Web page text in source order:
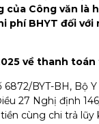
của Công văn là
phí BHYT đối với
về thanh
6872/BYT-BH, Bộ
27 Nghị định
cùng chi trả lũy